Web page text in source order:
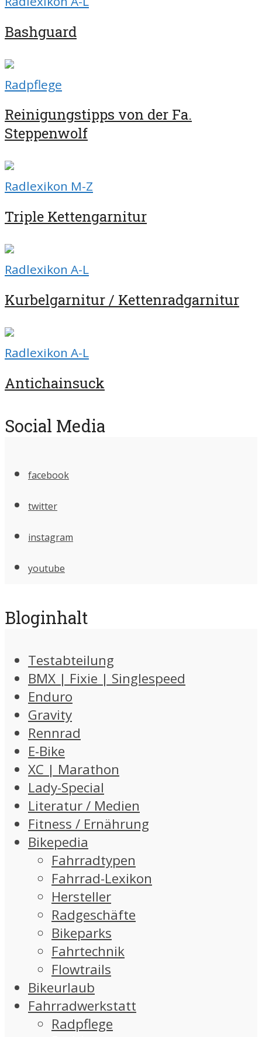
Bashguard
Radpflege
Reinigungstipps von der Fa.
Steppenwolf
Radlexikon M-Z
Triple Kettengarnitur
Radlexikon A-L
Kurbelgarnitur / Kettenradgarnitur
Radlexikon A-L
Antichainsuck
Social Media
facebook
twitter
instagram
youtube
Bloginhalt
Testabteilung
BMX | Fixie | Singlespeed
Enduro
Gravity
Rennrad
E-Bike
XC | Marathon
Lady-Special
Literatur / Medien
Fitness / Ernährung
Bikepedia
Fahrradtypen
Fahrrad-Lexikon
Hersteller
Radgeschäfte
Bikeparks
Fahrtechnik
Flowtrails
Bikeurlaub
Fahrradwerkstatt
Radpflege